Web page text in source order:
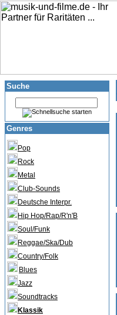
Suche
Genres
Pop
Rock
Metal
Club-Sounds
Deutsche Interpr.
Hip Hop/Rap/R'n'B
Soul/Funk
Reggae/Ska/Dub
Country/Folk
Blues
Jazz
Soundtracks
Klassik